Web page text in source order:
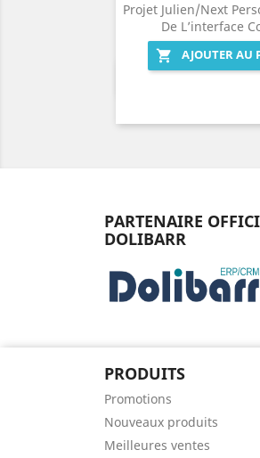
Projet Julien/Next
De L’interface

AJOUTER AU
PARTENAIRE
DOLIBARR
PRODUITS
Promotions
Nouveaux produits
Meilleures ventes